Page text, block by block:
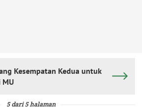
Kesempatan Kedua untuk
MU
5 dari 5 halaman